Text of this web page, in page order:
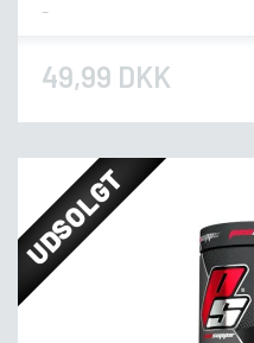
49,99 DKK
UDSOLGT